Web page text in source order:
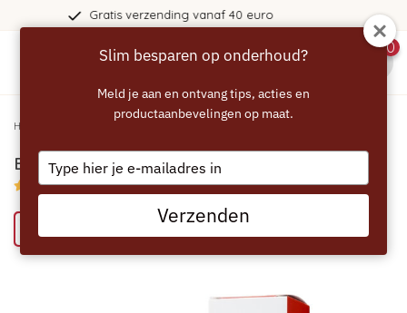
vanaf 40 euro
0
Home
ECCELLENTE Waterfilter voor Krups F088
4.5/5 (4 reviews)
Slim besparen op onderhoud?
Meld je aan en ontvang tips, acties en
productaanbevelingen op maat.
Type
your
email
Verzenden